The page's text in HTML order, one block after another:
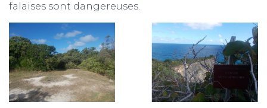
falaises sont dangereuses.